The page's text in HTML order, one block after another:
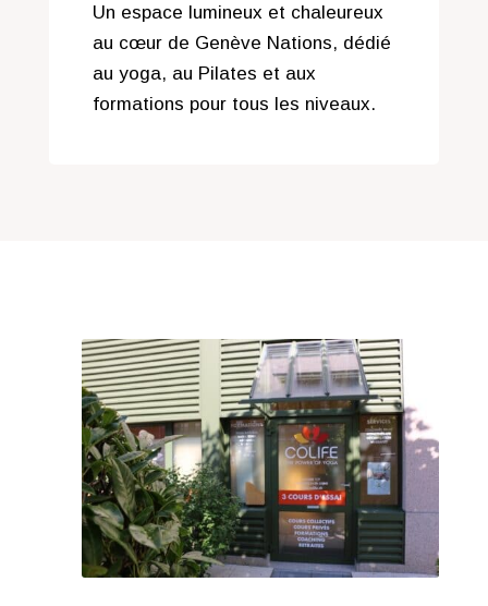
Un espace lumineux et chaleureux
au cœur de Genève Nations, dédié
au yoga, au Pilates et aux
formations pour tous les niveaux.